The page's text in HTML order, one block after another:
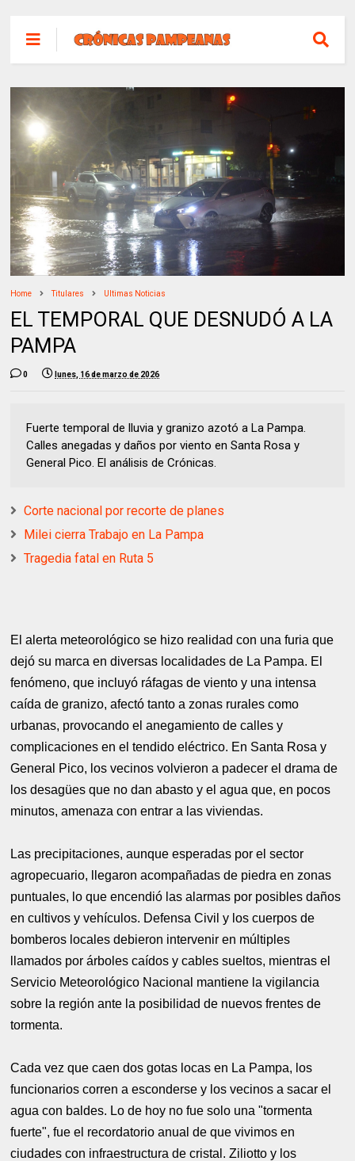
Home Titulares Ultimas Noticias
EL TEMPORAL QUE DESNUDÓ A LA
PAMPA
0 lunes, 16 de marzo de 2026
Fuerte temporal de lluvia y granizo azotó a La Pampa.
Calles anegadas y daños por viento en Santa Rosa y
General Pico. El análisis de Crónicas.
Corte nacional por recorte de planes
Milei cierra Trabajo en La Pampa
Tragedia fatal en Ruta 5
El alerta meteorológico se hizo realidad con una furia que
dejó su marca en diversas localidades de La Pampa. El
fenómeno, que incluyó ráfagas de viento y una intensa
caída de granizo, afectó tanto a zonas rurales como
urbanas, provocando el anegamiento de calles y
complicaciones en el tendido eléctrico. En Santa Rosa y
General Pico, los vecinos volvieron a padecer el drama de
los desagües que no dan abasto y el agua que, en pocos
minutos, amenaza con entrar a las viviendas.
Las precipitaciones, aunque esperadas por el sector
agropecuario, llegaron acompañadas de piedra en zonas
puntuales, lo que encendió las alarmas por posibles daños
en cultivos y vehículos. Defensa Civil y los cuerpos de
bomberos locales debieron intervenir en múltiples
llamados por árboles caídos y cables sueltos, mientras el
Servicio Meteorológico Nacional mantiene la vigilancia
sobre la región ante la posibilidad de nuevos frentes de
tormenta.
Cada vez que caen dos gotas locas en La Pampa, los
funcionarios corren a esconderse y los vecinos a sacar el
agua con baldes. Lo de hoy no fue solo una "tormenta
fuerte", fue el recordatorio anual de que vivimos en
ciudades con infraestructura de cristal. Ziliotto y los